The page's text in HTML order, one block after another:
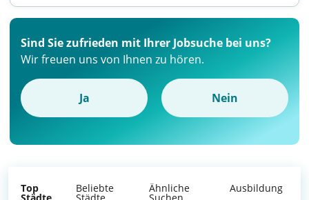
Sind Sie zufrieden mit Ihrer Jobsuche bei uns?
Wir freuen uns von Ihnen zu hören.
Ja Nein
Top Beliebte Ähnliche Ausbildung